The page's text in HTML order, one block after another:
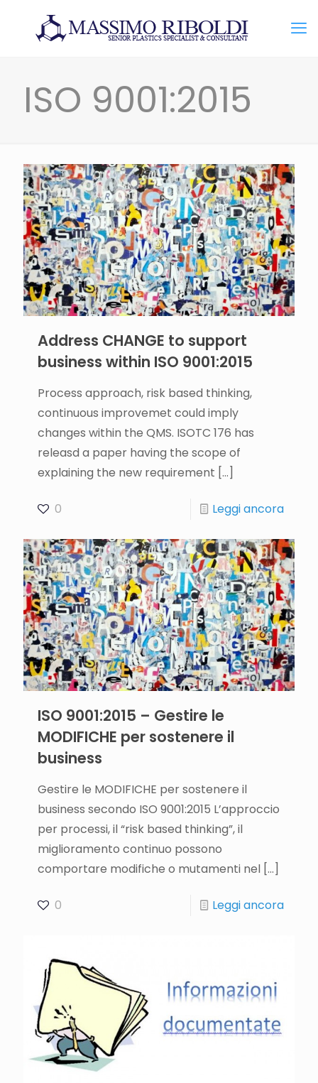
ISO 9001:2015
Address CHANGE to support
business within ISO 9001:2015
Process approach, risk based thinking,
continuous improvemet could imply
changes within the QMS. ISOTC 176 has
releasd a paper having the scope of
explaining the new requirement […]
0 Leggi ancora
ISO 9001:2015 – Gestire le
MODIFICHE per sostenere il
business
Gestire le MODIFICHE per sostenere il
business secondo ISO 9001:2015 L’approccio
per processi, il “risk based thinking”, il
miglioramento continuo possono
comportare modifiche o mutamenti nel […]
0 Leggi ancora